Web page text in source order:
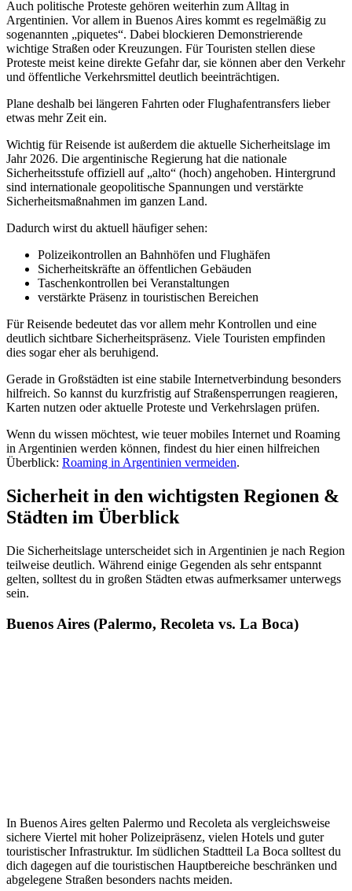
Auch politische Proteste gehören weiterhin zum Alltag in
Argentinien. Vor allem in Buenos Aires kommt es regelmäßig zu
sogenannten „piquetes“. Dabei blockieren Demonstrierende
wichtige Straßen oder Kreuzungen. Für Touristen stellen diese
Proteste meist keine direkte Gefahr dar, sie können aber den Verkehr
und öffentliche Verkehrsmittel deutlich beeinträchtigen.
Plane deshalb bei längeren Fahrten oder Flughafentransfers lieber
etwas mehr Zeit ein.
Wichtig für Reisende ist außerdem die aktuelle Sicherheitslage im
Jahr 2026. Die argentinische Regierung hat die nationale
Sicherheitsstufe offiziell auf „alto“ (hoch) angehoben. Hintergrund
sind internationale geopolitische Spannungen und verstärkte
Sicherheitsmaßnahmen im ganzen Land.
Dadurch wirst du aktuell häufiger sehen:
Polizeikontrollen an Bahnhöfen und Flughäfen
Sicherheitskräfte an öffentlichen Gebäuden
Taschenkontrollen bei Veranstaltungen
verstärkte Präsenz in touristischen Bereichen
Für Reisende bedeutet das vor allem mehr Kontrollen und eine
deutlich sichtbare Sicherheitspräsenz. Viele Touristen empfinden
dies sogar eher als beruhigend.
Gerade in Großstädten ist eine stabile Internetverbindung besonders
hilfreich. So kannst du kurzfristig auf Straßensperrungen reagieren,
Karten nutzen oder aktuelle Proteste und Verkehrslagen prüfen.
Wenn du wissen möchtest, wie teuer mobiles Internet und Roaming
in Argentinien werden können, findest du hier einen hilfreichen
Überblick: Roaming in Argentinien vermeiden.
Sicherheit in den wichtigsten Regionen &
Städten im Überblick
Die Sicherheitslage unterscheidet sich in Argentinien je nach Region
teilweise deutlich. Während einige Gegenden als sehr entspannt
gelten, solltest du in großen Städten etwas aufmerksamer unterwegs
sein.
Buenos Aires (Palermo, Recoleta vs. La Boca)
In Buenos Aires gelten Palermo und Recoleta als vergleichsweise
sichere Viertel mit hoher Polizeipräsenz, vielen Hotels und guter
touristischer Infrastruktur. Im südlichen Stadtteil La Boca solltest du
dich dagegen auf die touristischen Hauptbereiche beschränken und
abgelegene Straßen besonders nachts meiden.